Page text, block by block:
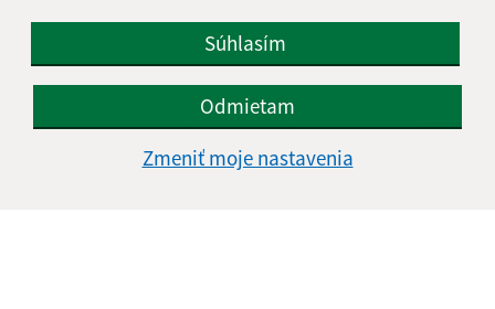
Súhlasím
Odmietam
Zmeniť moje nastavenia
Informácie o stránke:
Vyhlásenie o prístupnosti